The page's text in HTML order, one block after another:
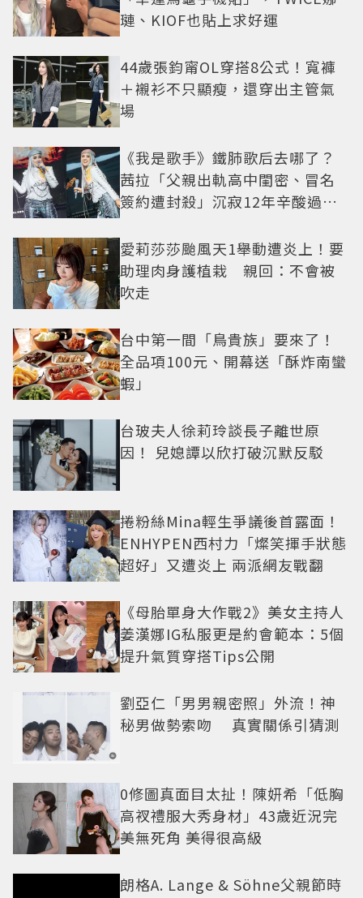
璉、KIOF也貼上求好運
44歲張鈞甯OL穿搭8公式！寬褲
＋襯衫不只顯瘦，還穿出主管氣
場
《我是歌手》鐵肺歌后去哪了？
茜拉「父親出軌高中閨密、冒名
簽約遭封殺」沉寂12年辛酸過往
愛莉莎莎颱風天1舉動遭炎上！要
助理肉身護植栽 親回：不會被
吹走
台中第一間「鳥貴族」要來了！
全品項100元、開幕送「酥炸南蠻
蝦」
台玻夫人徐莉玲談長子離世原
因！ 兒媳譚以欣打破沉默反駁
捲粉絲Mina輕生爭議後首露面！
ENHYPEN西村力「燦笑揮手狀態
超好」又遭炎上 兩派網友戰翻
《母胎單身大作戰2》美女主持人
姜漢娜IG私服更是約會範本：5個
提升氣質穿搭Tips公開
劉亞仁「男男親密照」外流！神
秘男做勢索吻 真實關係引猜測
0修圖真面目太扯！陳妍希「低胸
高衩禮服大秀身材」43歲近況完
美無死角 美得很高級
朗格A. Lange & Söhne父親節時